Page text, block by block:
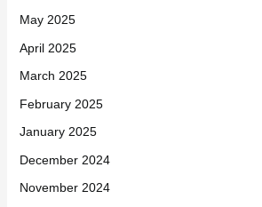
May 2025
April 2025
March 2025
February 2025
January 2025
December 2024
November 2024